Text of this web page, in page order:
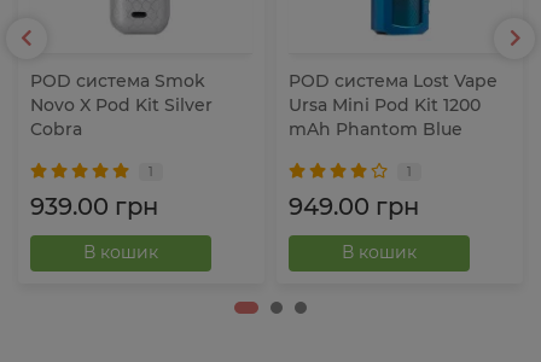
POD система Smok
Novo X Pod Kit Silver
Cobra
1
939.00 грн
В кошик
POD система Lost Vape
Ursa Mini Pod Kit 1200
mAh Phantom Blue
1
949.00 грн
В кошик